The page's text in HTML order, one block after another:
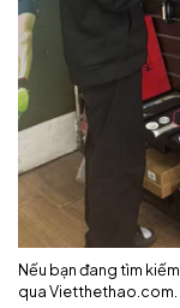
Nếu bạn đang tìm kiếm
qua Vietthethao.com.